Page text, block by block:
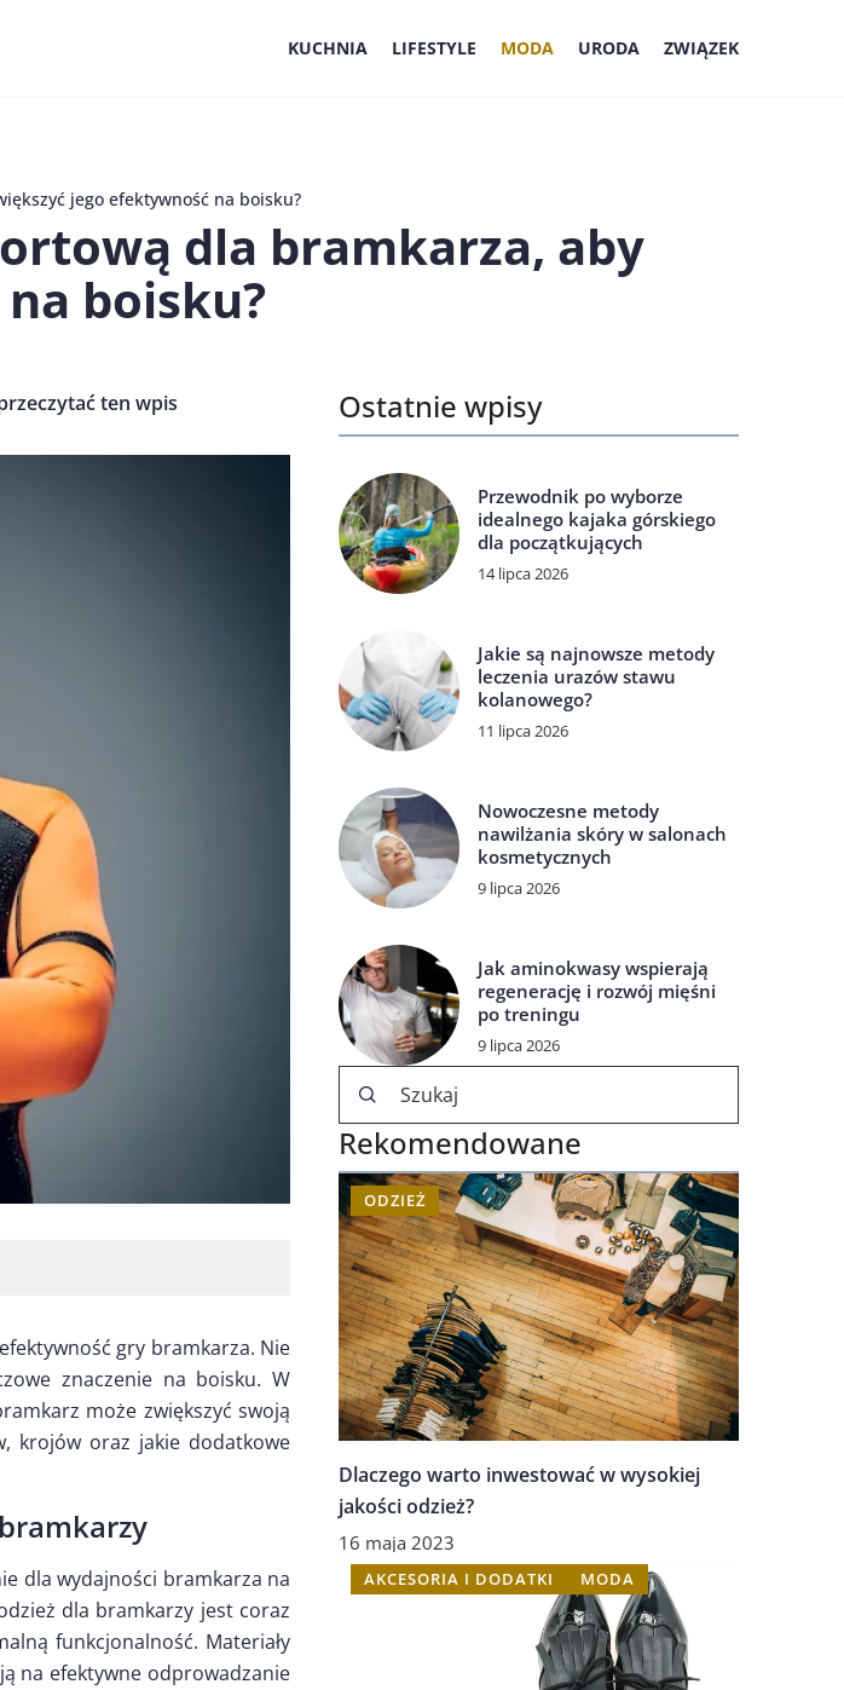
KUCHNIA LIFESTYLE MODA URODA ZWIĄZEK
jego efektywność na boisku?
dla bramkarza, aby
boisku?
ten wpis
gry bramkarza. Nie
znaczenie na boisku. W
może zwiększyć swoją
krojów oraz jakie dodatkowe
dla wydajności bramkarza na
dla bramkarzy jest coraz
funkcjonalność. Materiały
na efektywne odprowadzanie
Ostatnie wpisy
Przewodnik po wyborze
idealnego kajaka górskiego
dla początkujących
14 lipca 2026
Jakie są najnowsze metody
leczenia urazów stawu
kolanowego?
11 lipca 2026
Nowoczesne metody
nawilżania skóry w salonach
kosmetycznych
9 lipca 2026
Jak aminokwasy wspierają
regenerację i rozwój mięśni
po treningu
9 lipca 2026
Rekomendowane
ODZIEŻ
Dlaczego warto inwestować w wysokiej
jakości odzież?
16 maja 2023
AKCESORIA I DODATKI MODA